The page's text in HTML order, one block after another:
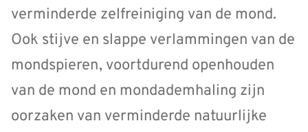
verminderde zelfreiniging van de mond.
Ook stijve en slappe verlammingen van de
mondspieren, voortdurend openhouden
van de mond en mondademhaling zijn
oorzaken van verminderde natuurlijke